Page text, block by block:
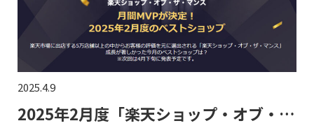
2025.4.9
2025年2月度「楽天ショップ・オブ・